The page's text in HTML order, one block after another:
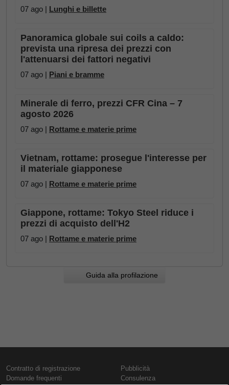
07 ago | Lunghi e billette
Panoramica globale sui coils a caldo:
prevista una ripresa dei prezzi con
l'attenuarsi dei fattori negativi
07 ago | Piani e bramme
Minerale di ferro, prezzi CFR Cina – 7
agosto 2026
07 ago | Rottame e materie prime
Vietnam, rottame: prosegue l'interesse per
il materiale giapponese
07 ago | Rottame e materie prime
Giappone, rottame: Tokyo Steel riduce i
prezzi di acquisto dell'H2
07 ago | Rottame e materie prime
Guida alla profilazione
Contratto di registrazione
Domande frequenti
Pubblicità
Consulenza